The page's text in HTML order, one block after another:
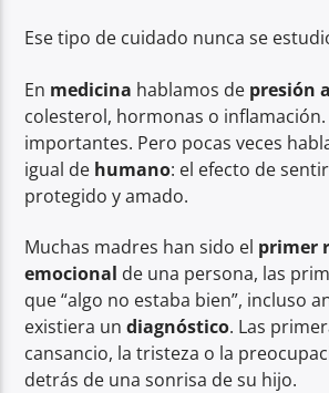
Ese tipo de cuidado nunca se
En medicina hablamos de presión
colesterol, hormonas o inflamación.
importantes. Pero pocas veces
igual de humano: el efecto de
protegido y amado.
Muchas madres han sido el primer
emocional de una persona, las
que “algo no estaba bien”, incluso
existiera undiagnóstico. Las
cansancio, la tristeza o la
detrás de una sonrisa de su hijo.